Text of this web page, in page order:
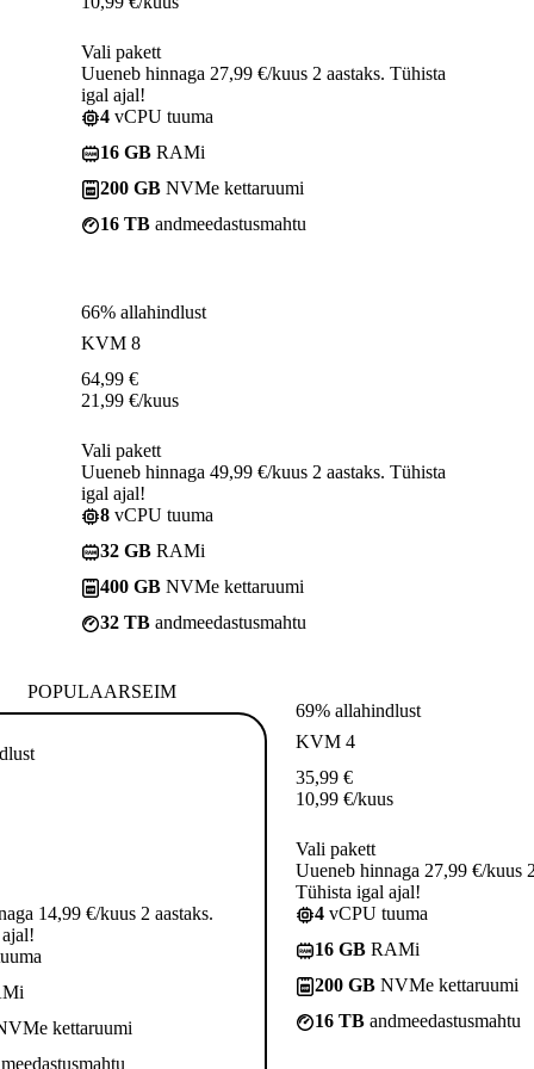
Vali pakett
Uueneb hinnaga 27,99 €/kuus 2 aastaks. Tühista
igal ajal!
4 vCPU tuuma
16 GB RAMi
200 GB NVMe kettaruumi
16 TB andmeedastusmahtu
66% allahindlust
KVM 8
64,99 €
21,99 €/kuus
Vali pakett
Uueneb hinnaga 49,99 €/kuus 2 aastaks. Tühista
igal ajal!
8 vCPU tuuma
32 GB RAMi
400 GB NVMe kettaruumi
32 TB andmeedastusmahtu
POPULAARSEIM
14,99 €/kuus 2 aastaks.
kettaruumi
69% allahindlust
KVM 4
35,99 €
10,99 €/kuus
Vali pakett
Uueneb hinnaga 27,99 €/kuus
Tühista igal ajal!
4 vCPU tuuma
16 GB RAMi
200 GB NVMe kettaruumi
16 TB andmeedastusmahtu